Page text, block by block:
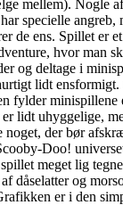
mellem). Nogle af
specielle angreb,
de ens. Spillet er
hvor man
og deltage i
lidt
fylder minispillene
lidt uhyggelige,
noget, der bør
Doo!
meget lig
dåselatter og
er i den